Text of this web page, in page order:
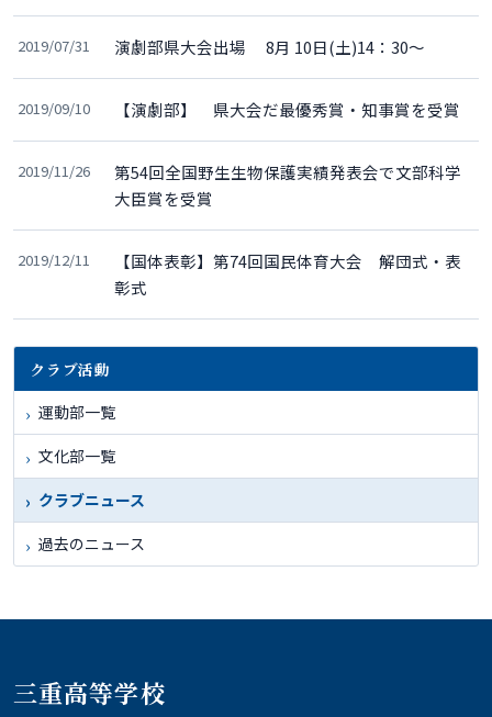
2019/07/31 演劇部県大会出場 8月 10日(土)14：30～
2019/09/10 【演劇部】 県大会だ最優秀賞・知事賞を受賞
2019/11/26
第54回全国野生生物保護実績発表会で文部科学
大臣賞を受賞
2019/12/11
【国体表彰】第74回国民体育大会 解団式・表
彰式
クラブ活動
運動部一覧
文化部一覧
クラブニュース
過去のニュース
三重高等学校